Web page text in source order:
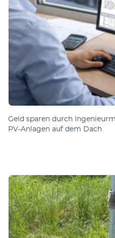
Geld sparen durch
PV-Anlagen auf dem Dach